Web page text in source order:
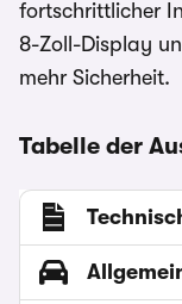
fortschrittlicher
8-Zoll-Display
mehr Sicherheit.
Tabelle der